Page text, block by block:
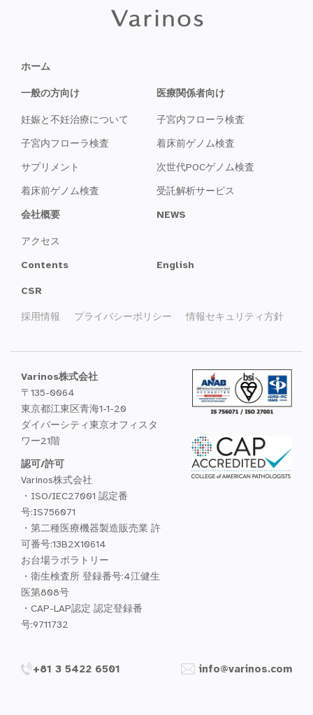
ホーム
一般の方向け
妊娠と不妊治療について
子宮内フローラ検査
サプリメント
着床前ゲノム検査
医療関係者向け
子宮内フローラ検査
着床前ゲノム検査
次世代POCゲノム検査
受託解析サービス
会社概要
アクセス
NEWS
Contents English
CSR
採用情報 プライバシーポリシー 情報セキュリティ方針
Varinos株式会社
〒135-0064
東京都江東区青海1-1-20
ダイバーシティ東京オフィスタ
ワー21階
認可/許可
Varinos株式会社
・ISO/IEC27001 認定番
号:IS756071
・第二種医療機器製造販売業 許
可番号:13B2X10614
お台場ラボラトリー
・衛生検査所 登録番号:4江健生
医第808号
・CAP-LAP認定 認定登録番
号:9711732
+81 3 5422 6501 info@varinos.com